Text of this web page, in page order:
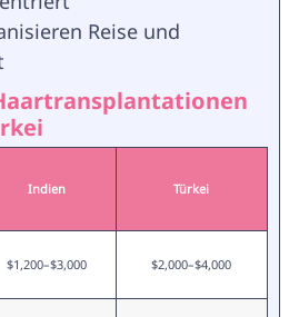
Reise und
Indien Türkei
$1,200–$3,000 $2,000–$4,000